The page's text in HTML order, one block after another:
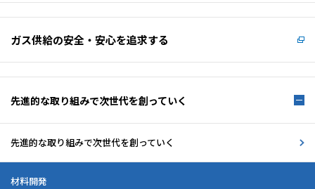
ガス供給の安全・安心を追求する
先進的な取り組みで次世代を創っていく
先進的な取り組みで次世代を創っていく
材料開発